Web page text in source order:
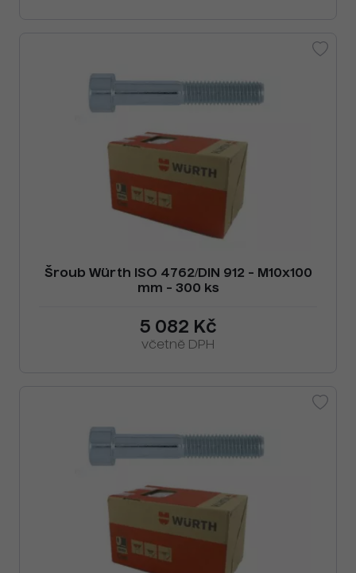
Šroub Würth ISO 4762/DIN 912 - M10x100
mm - 300 ks
5 082 Kč
včetně DPH